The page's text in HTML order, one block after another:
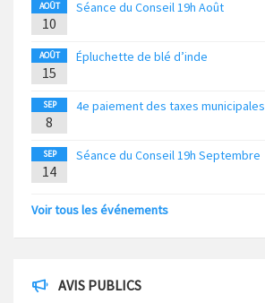
AOÛT
10
Séance du Conseil 19h Août
AOÛT
15
Épluchette de blé d’inde
SEP
8
4e paiement des taxes municipales
SEP
14
Séance du Conseil 19h Septembre
Voir tous les événements
AVIS PUBLICS